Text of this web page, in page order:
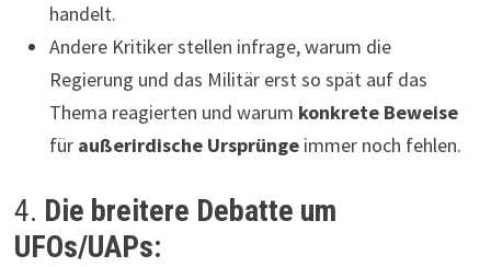
handelt.
Andere Kritiker stellen infrage, warum die
Regierung und das Militär erst so spät auf das
Thema reagierten und warum konkrete Beweise
für außerirdische Ursprünge immer noch fehlen.
4. Die breitere Debatte um
UFOs/UAPs: